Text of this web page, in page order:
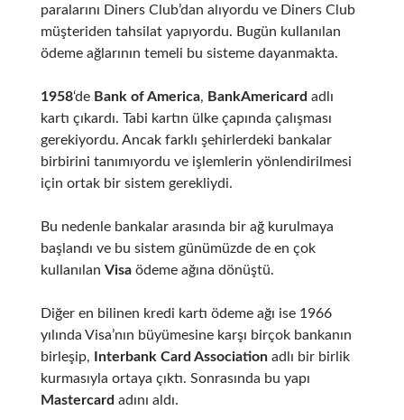
paralarını Diners Club’dan alıyordu ve Diners Club
müşteriden tahsilat yapıyordu. Bugün kullanılan
ödeme ağlarının temeli bu sisteme dayanmakta.
1958‘de Bank of America, BankAmericard adlı
kartı çıkardı. Tabi kartın ülke çapında çalışması
gerekiyordu. Ancak farklı şehirlerdeki bankalar
birbirini tanımıyordu ve işlemlerin yönlendirilmesi
için ortak bir sistem gerekliydi.
Bu nedenle bankalar arasında bir ağ kurulmaya
başlandı ve bu sistem günümüzde de en çok
kullanılan Visaödeme ağına dönüştü.
Diğer en bilinen kredi kartı ödeme ağı ise 1966
yılında Visa’nın büyümesine karşı birçok bankanın
birleşip,
Interbank Card Associationadlı bir birlik
kurmasıyla ortaya çıktı. Sonrasında bu yapı
Mastercard adını aldı.